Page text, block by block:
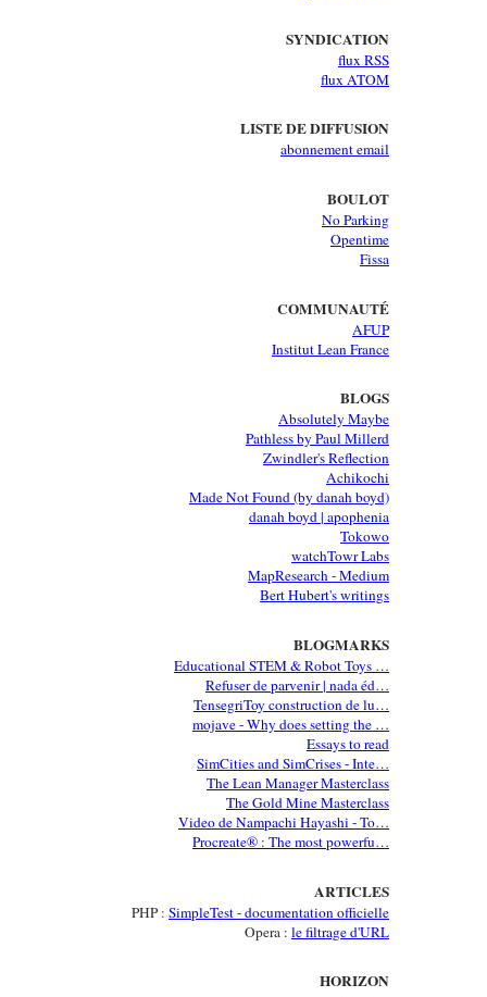
SYNDICATION
flux RSS
flux ATOM
LISTE DE DIFFUSION
abonnement email
BOULOT
No Parking
Opentime
Fissa
COMMUNAUTÉ
AFUP
Institut Lean France
BLOGS
Absolutely Maybe
Pathless by Paul Millerd
Zwindler's Reflection
Achikochi
Made Not Found (by danah boyd)
danah boyd | apophenia
Tokowo
watchTowr Labs
MapResearch - Medium
Bert Hubert's writings
BLOGMARKS
Educational STEM & Robot Toys …
Refuser de parvenir | nada éd…
TensegriToy construction de lu…
mojave - Why does setting the …
Essays to read
SimCities and SimCrises - Inte…
The Lean Manager Masterclass
The Gold Mine Masterclass
Video de Nampachi Hayashi - To…
Procreate® : The most powerfu…
ARTICLES
PHP : SimpleTest - documentation officielle
Opera : le filtrage d'URL
HORIZON